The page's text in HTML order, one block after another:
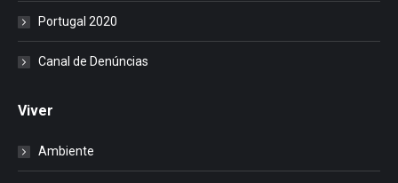
Portugal 2020
Canal de Denúncias
Viver
Ambiente